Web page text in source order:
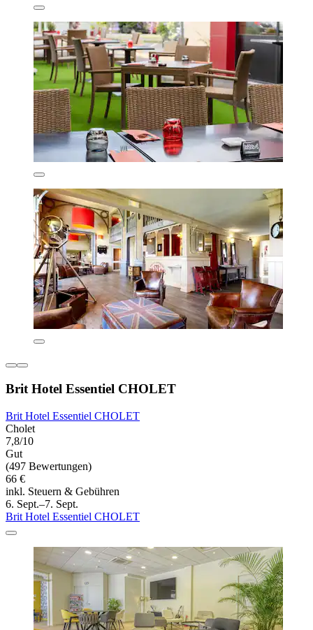
Brit Hotel Essentiel CHOLET
Brit Hotel Essentiel CHOLET
Cholet
7,8/10
Gut
(497 Bewertungen)
66 €
inkl. Steuern & Gebühren
6. Sept.–7. Sept.
Brit Hotel Essentiel CHOLET